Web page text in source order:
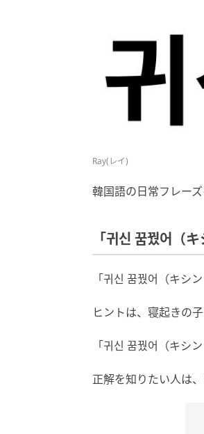
Ray(レイ)
韓国語の日常フレー
「귀신 꿈꿨어（
「귀신 꿈꿨어（キシ
ヒントは、寝起きの
「귀신 꿈꿨어（キシ
正解を知りたい人は